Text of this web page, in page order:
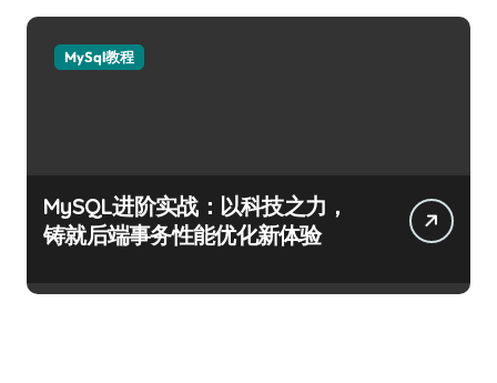
MySql教程
MySQL进阶实战：以科技之力，
铸就后端事务性能优化新体验